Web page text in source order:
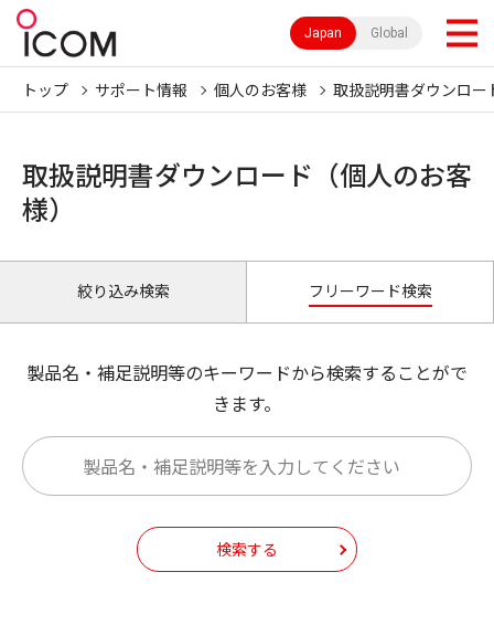
Japan Global
トップ サポート情報 個人のお客様 取扱説明書ダウンロー
取扱説明書ダウンロード（個人のお客
様）
絞り込み検索 フリーワード検索
製品名・補足説明等のキーワードから検索することがで
きます。
検索する